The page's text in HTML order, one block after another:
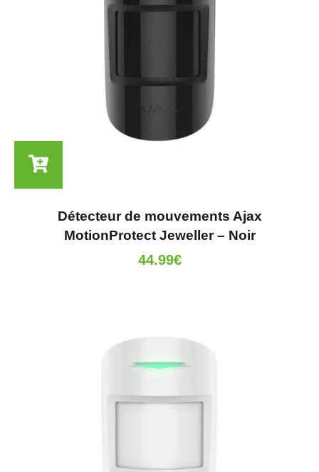
Détecteur de mouvements Ajax
MotionProtect Jeweller – Noir
44.99€